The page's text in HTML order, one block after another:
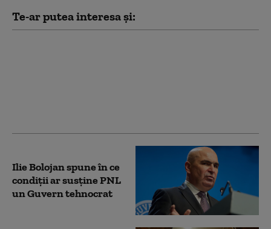
Te-ar putea interesa și:
Ilie Bolojan spune în ce
condiții ar susține PNL
un Guvern tehnocrat